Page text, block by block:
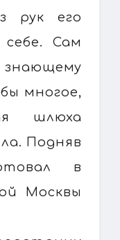
рук его
Сам
бы многое,
шлюха
Подняв
в
Москвы